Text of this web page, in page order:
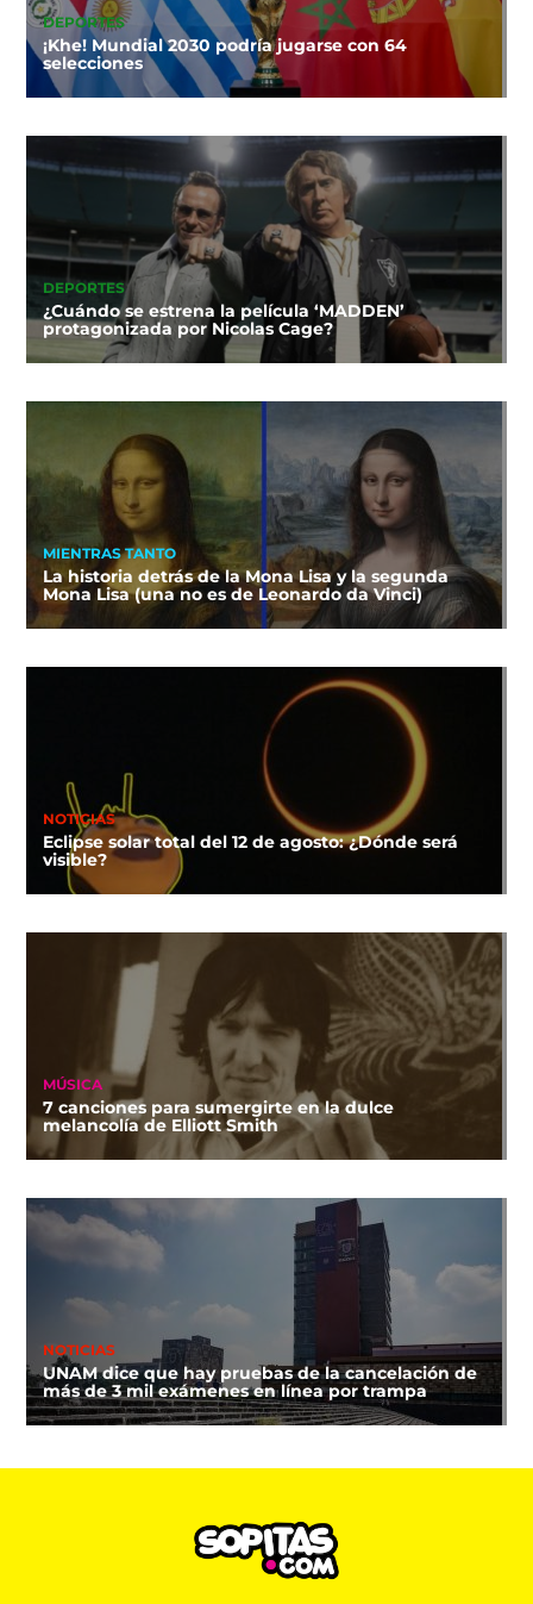
DEPORTES
¡Khe! Mundial 2030 podría jugarse con 64
selecciones
DEPORTES
¿Cuándo se estrena la película ‘MADDEN’
protagonizada por Nicolas Cage?
MIENTRAS TANTO
La historia detrás de la Mona Lisa y la segunda
Mona Lisa (una no es de Leonardo da Vinci)
NOTICIAS
Eclipse solar total del 12 de agosto: ¿Dónde será
visible?
MÚSICA
7 canciones para sumergirte en la dulce
melancolía de Elliott Smith
NOTICIAS
UNAM dice que hay pruebas de la cancelación de
más de 3 mil exámenes en línea por trampa